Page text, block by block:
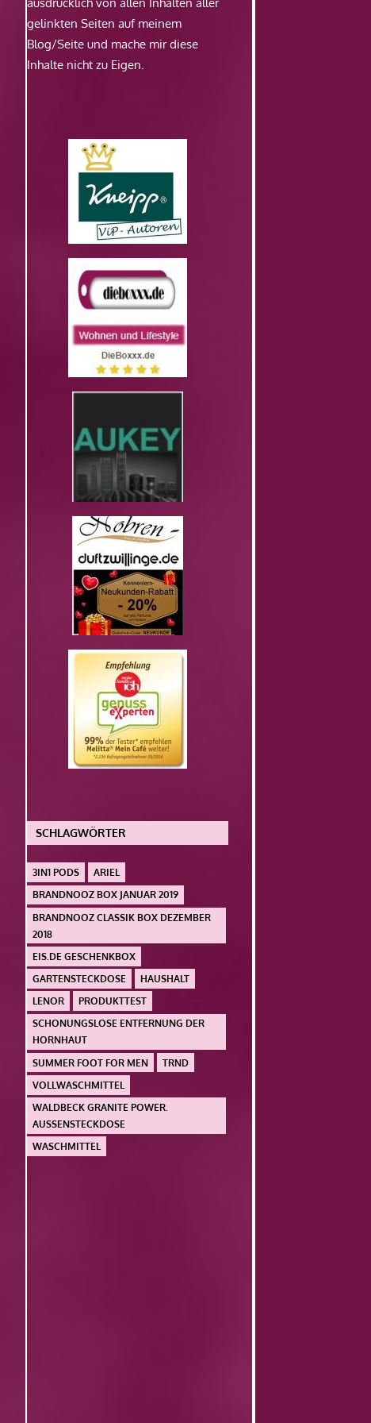
gelinkten Seiten auf meinem
Blog/Seite und mache mir diese
Inhalte nicht zu Eigen.
SCHLAGWÖRTER
3IN1 PODS
ARIEL
BRANDNOOZ BOX JANUAR 2019
BRANDNOOZ CLASSIK BOX DEZEMBER
2018
EIS.DE GESCHENKBOX
GARTENSTECKDOSE
HAUSHALT
LENOR
PRODUKTTEST
SCHONUNGSLOSE ENTFERNUNG DER
HORNHAUT
SUMMER FOOT FOR MEN
TRND
VOLLWASCHMITTEL
WALDBECK GRANITE POWER.
AUSSENSTECKDOSE
WASCHMITTEL